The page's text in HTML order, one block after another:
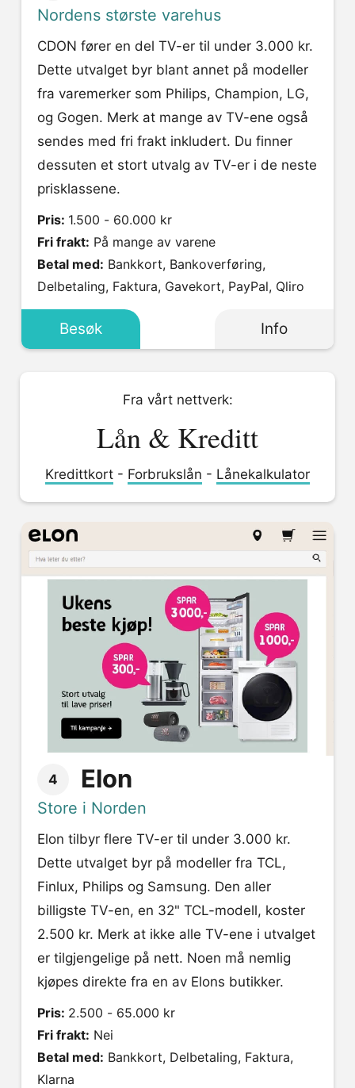
Nordens største varehus
CDON fører en del TV-er til under 3.000 kr.
Dette utvalget byr blant annet på modeller
fra varemerker som Philips, Champion, LG,
og Gogen. Merk at mange av TV-ene også
sendes med fri frakt inkludert. Du finner
dessuten et stort utvalg av TV-er i de neste
prisklassene.
Pris: 1.500 - 60.000 kr
Fri frakt: På mange av varene
Betal med:
Delbetaling, Faktura, Gavekort, PayPal, Qliro
Besøk Info
Fra vårt nettverk:
Lån & Kreditt
Kredittkort - Forbrukslån - Lånekalkulator
4 Elon
Store i Norden
Elon tilbyr flere TV-er til under 3.000 kr.
Dette utvalget byr på modeller fra TCL,
Finlux, Philips og Samsung. Den aller
billigste TV-en, en 32" TCL-modell, koster
2.500 kr. Merk at ikke alle TV-ene i utvalget
er tilgjengelige på nett. Noen må nemlig
kjøpes direkte fra en av Elons butikker.
Pris: 2.500 - 65.000 kr
Fri frakt: Nei
Betal med:
Klarna